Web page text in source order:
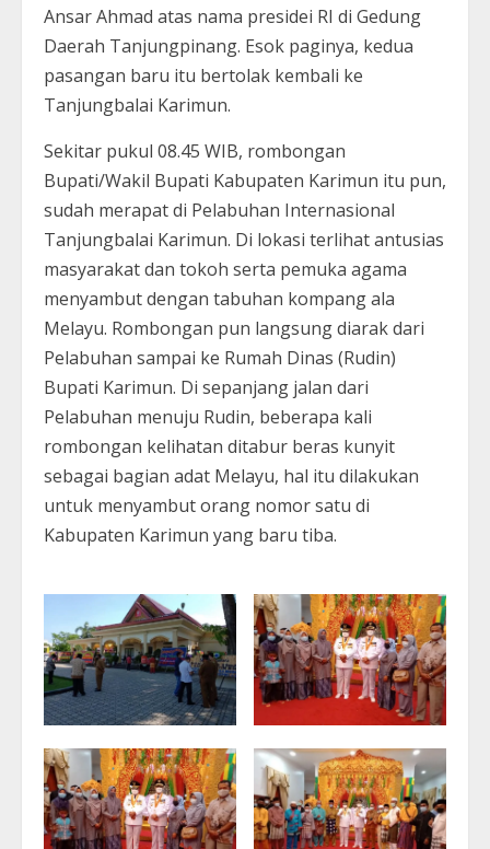
Ansar Ahmad atas nama presidei RI di Gedung
Daerah Tanjungpinang. Esok paginya, kedua
pasangan baru itu bertolak kembali ke
Tanjungbalai Karimun.
Sekitar pukul 08.45 WIB, rombongan
Bupati/Wakil Bupati Kabupaten Karimun itu pun,
sudah merapat di Pelabuhan Internasional
Tanjungbalai Karimun. Di lokasi terlihat antusias
masyarakat dan tokoh serta pemuka agama
menyambut dengan tabuhan kompang ala
Melayu. Rombongan pun langsung diarak dari
Pelabuhan sampai ke Rumah Dinas (Rudin)
Bupati Karimun. Di sepanjang jalan dari
Pelabuhan menuju Rudin, beberapa kali
rombongan kelihatan ditabur beras kunyit
sebagai bagian adat Melayu, hal itu dilakukan
untuk menyambut orang nomor satu di
Kabupaten Karimun yang baru tiba.